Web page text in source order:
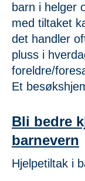
barn i helger
med tiltaket
det handler
pluss i
foreldre/
Et
Bli bedre
barnevern
Hjelpetiltak i